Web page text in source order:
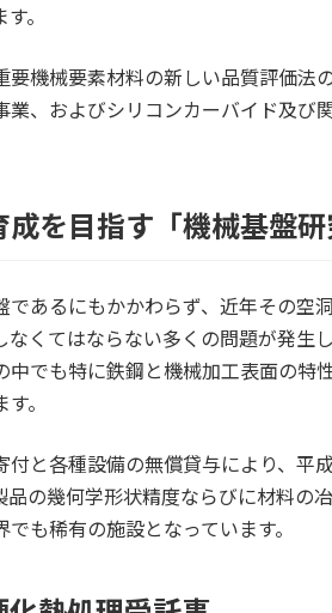
。
機械要素材料の新しい品質評価法
、およびシリコンカーバイド及び
を目指す「機械基盤研
あるにもかかわらず、近年その空
くてはならない多くの問題が発生
でも特に鉄鋼と機械加工表面の特
。
と各種設備の無償貸与により、平
の幾何学形状精度ならびに材料の
も稀有の施設となっています。